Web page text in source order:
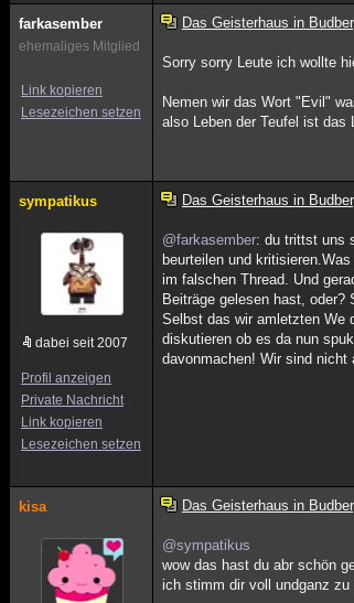
farkasember
ehemaliges Mitglied
Link kopieren
Lesezeichen setzen
Das Geisterhaus in
Sorry sorry Leute ich wollte
Nemen wir das Wort "Evil"
also Leben der Teufel ist das
sympatikus
dabei seit 2007
Profil anzeigen
Private Nachricht
Link kopieren
Lesezeichen setzen
Das Geisterhaus in
@farkasember: du trittst uns
beurteilen und
im falschen Thread. Und
Beiträge gelesen hast,
Selbst das wir amletzten We
diskutieren ob es da nun
davonmachen! Wir sind nicht
kisa Das Geisterhaus in
@sympatikus
wow das hast du abr schön
ich stimm dir voll undganz